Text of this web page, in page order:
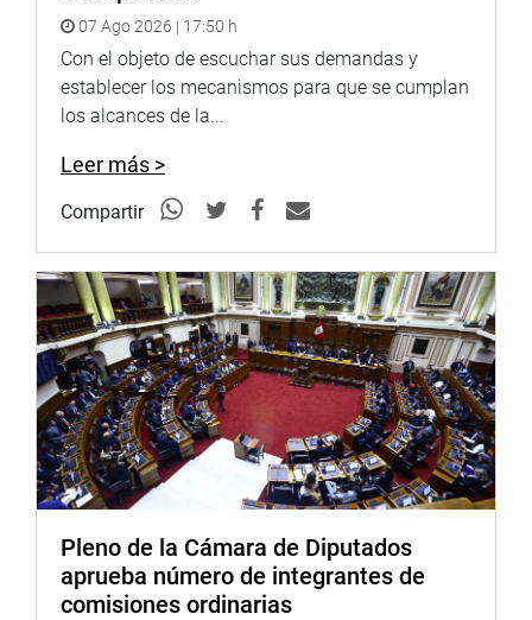
07 Ago 2026 | 17:50 h
Con el objeto de escuchar sus demandas y
establecer los mecanismos para que se cumplan
los alcances de la...
Leer más >
Compartir
Pleno de la Cámara de Diputados
aprueba número de integrantes de
comisiones ordinarias